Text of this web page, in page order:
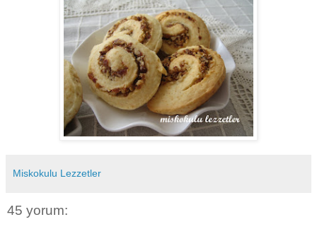
Miskokulu Lezzetler
45 yorum: